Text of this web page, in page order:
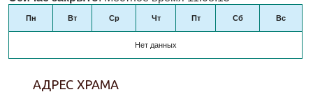
Пн Вт Ср Чт Пт Сб Вс
Нет данных
АДРЕС ХРАМА